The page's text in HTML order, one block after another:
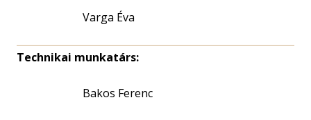
Varga Éva
Technikai munkatárs:
Bakos Ferenc